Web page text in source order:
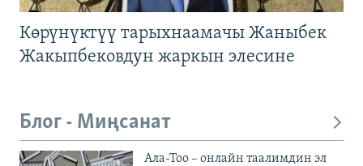
Көрүнүктүү тарыхнаамачы Жаныбек
Жакыпбековдун жаркын элесине
Блог - Миңсанат
Ала-Тоо – онлайн таалимдин эл